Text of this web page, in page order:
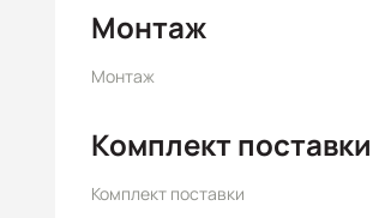
Монтаж
Монтаж
Комплект поставки
Комплект поставки